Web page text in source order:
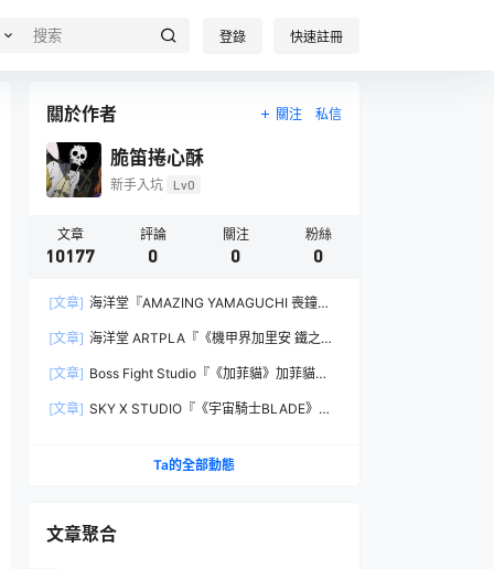
登錄 快速註冊
關於作者 關注 私信
脆笛捲心酥
新手入坑 Lv0
文章
10177
評論
0
關注
0
粉絲
0
[文章] 海洋堂『AMAZING YAMAGUCHI 喪鐘
之刃與大魄力火焰特效！
[文章] 海洋堂 ARTPLA『《機甲界加里安 鐵之紋
規再現！
[文章] Boss Fight Studio『《加菲貓》加菲貓
受到的龐大份量！
[文章] SKY X STUDIO『《宇宙騎士BLADE》
Ta的全部動態
文章聚合